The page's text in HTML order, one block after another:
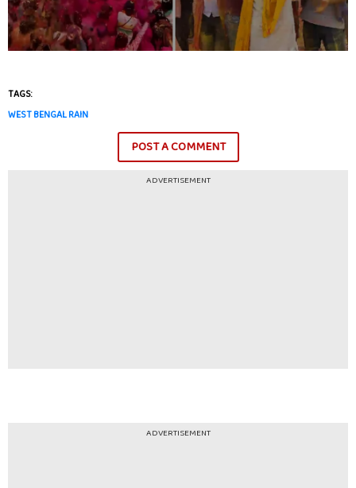
TAGS:
WEST BENGAL RAIN
POST A COMMENT
ADVERTISEMENT
ADVERTISEMENT